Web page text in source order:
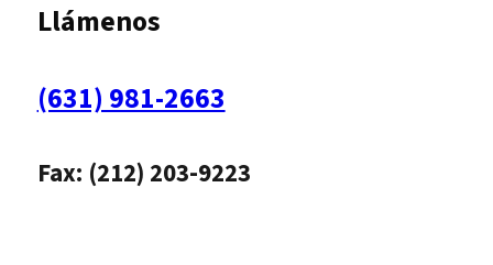
Llámenos
(631) 981-2663
Fax: (212) 203-9223